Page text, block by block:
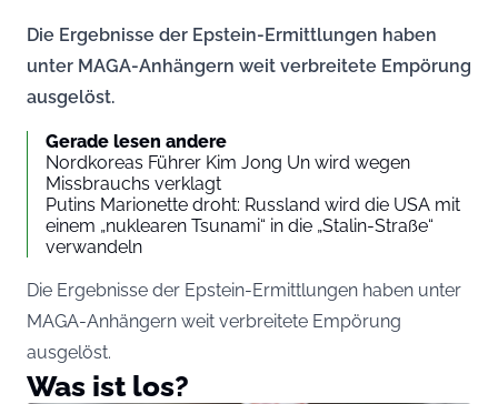
Die Ergebnisse der Epstein-Ermittlungen haben
unter MAGA-Anhängern weit verbreitete Empörung
ausgelöst.
Gerade lesen andere
Nordkoreas Führer Kim Jong Un wird wegen
Missbrauchs verklagt
Putins Marionette droht: Russland wird die USA mit
einem „nuklearen Tsunami“ in die „Stalin-Straße“
verwandeln
Die Ergebnisse der Epstein-Ermittlungen haben unter
MAGA-Anhängern weit verbreitete Empörung
ausgelöst.
Was ist los?